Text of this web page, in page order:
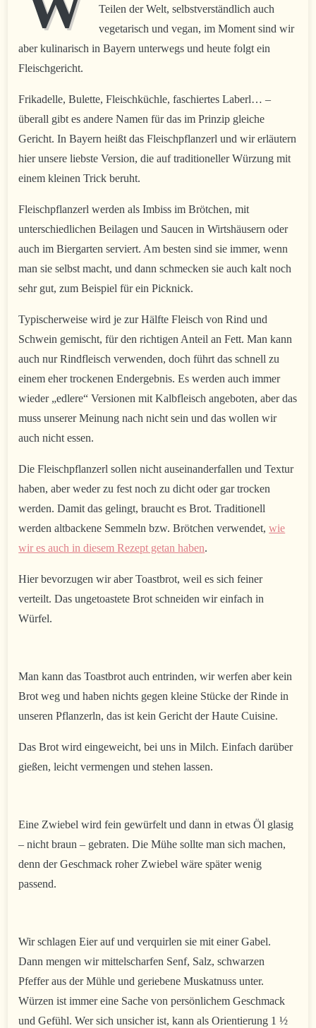
Teilen der Welt, selbstverständlich auch
vegetarisch und vegan, im Moment sind wir
aber kulinarisch in Bayern unterwegs und heute folgt ein
Fleischgericht.
Frikadelle, Bulette, Fleischküchle, faschiertes Laberl… –
überall gibt es andere Namen für das im Prinzip gleiche
Gericht. In Bayern heißt das Fleischpflanzerl und wir erläutern
hier unsere liebste Version, die auf traditioneller Würzung mit
einem kleinen Trick beruht.
Fleischpflanzerl werden als Imbiss im Brötchen, mit
unterschiedlichen Beilagen und Saucen in Wirtshäusern oder
auch im Biergarten serviert. Am besten sind sie immer, wenn
man sie selbst macht, und dann schmecken sie auch kalt noch
sehr gut, zum Beispiel für ein Picknick.
Typischerweise wird je zur Hälfte Fleisch von Rind und
Schwein gemischt, für den richtigen Anteil an Fett. Man kann
auch nur Rindfleisch verwenden, doch führt das schnell zu
einem eher trockenen Endergebnis. Es werden auch immer
wieder „edlere“ Versionen mit Kalbfleisch angeboten, aber das
muss unserer Meinung nach nicht sein und das wollen wir
auch nicht essen.
Die Fleischpflanzerl sollen nicht auseinanderfallen und Textur
haben, aber weder zu fest noch zu dicht oder gar trocken
werden. Damit das gelingt, braucht es Brot. Traditionell
werden altbackene Semmeln bzw. Brötchen verwendet,wie
wir es auch in diesem Rezept getan haben.
Hier bevorzugen wir aber Toastbrot, weil es sich feiner
verteilt. Das ungetoastete Brot schneiden wir einfach in
Würfel.
Man kann das Toastbrot auch entrinden, wir werfen aber kein
Brot weg und haben nichts gegen kleine Stücke der Rinde in
unseren Pflanzerln, das ist kein Gericht der Haute Cuisine.
Das Brot wird eingeweicht, bei uns in Milch. Einfach darüber
gießen, leicht vermengen und stehen lassen.
Eine Zwiebel wird fein gewürfelt und dann in etwas Öl glasig
– nicht braun – gebraten. Die Mühe sollte man sich machen,
denn der Geschmack roher Zwiebel wäre später wenig
passend.
Wir schlagen Eier auf und verquirlen sie mit einer Gabel.
Dann mengen wir mittelscharfen Senf, Salz, schwarzen
Pfeffer aus der Mühle und geriebene Muskatnuss unter.
Würzen ist immer eine Sache von persönlichem Geschmack
und Gefühl. Wer sich unsicher ist, kann als Orientierung 1 ½